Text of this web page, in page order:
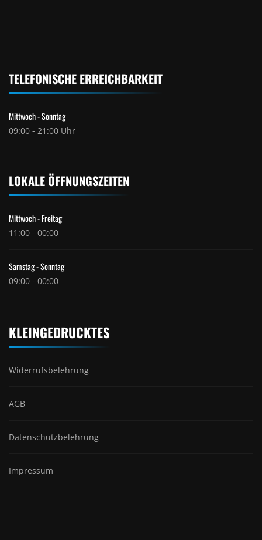
TELEFONISCHE ERREICHBARKEIT
Mittwoch - Sonntag
09:00 - 21:00 Uhr
LOKALE ÖFFNUNGSZEITEN
Mittwoch - Freitag
11:00 - 00:00
Samstag - Sonntag
09:00 - 00:00
KLEINGEDRUCKTES
Widerrufsbelehrung
AGB
Datenschutzbelehrung
Impressum